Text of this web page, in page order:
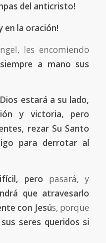
del anticristo!
en la oración!
les encomiendo
a mano sus
estará a su lado,
y victoria, pero
rezar Su Santo
para derrotar al
pero pasará, y
que atravesarlo
con Jesús, porque
seres queridos si